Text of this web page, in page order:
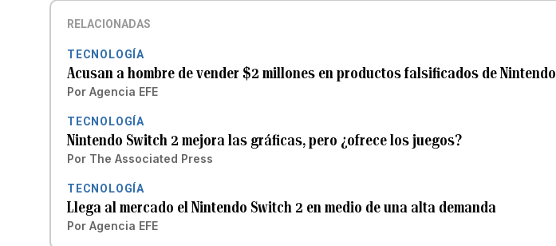
RELACIONADAS
TECNOLOGÍA
Acusan a hombre de vender $2 millones en productos falsificados de Nintendo
Por Agencia EFE
TECNOLOGÍA
Nintendo Switch 2 mejora las gráficas, pero ¿ofrece los juegos?
Por The Associated Press
TECNOLOGÍA
Llega al mercado el Nintendo Switch 2 en medio de una alta demanda
Por Agencia EFE